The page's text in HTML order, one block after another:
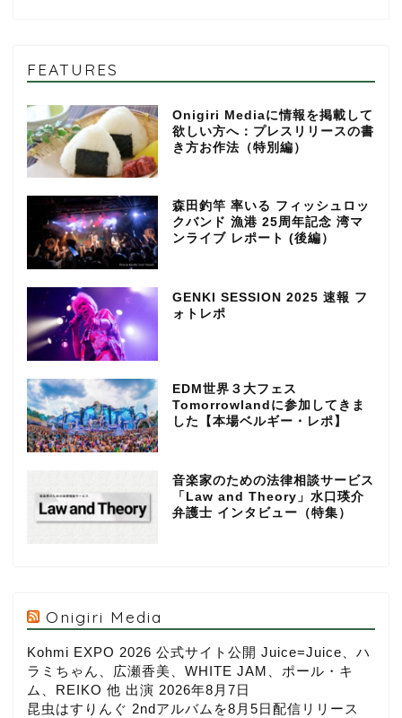
FEATURES
Onigiri Mediaに情報を掲載して
欲しい方へ：プレスリリースの書
き方お作法（特別編）
森田釣竿 率いる フィッシュロッ
クバンド 漁港 25周年記念 湾マ
ンライブ レポート (後編）
GENKI SESSION 2025 速報 フ
ォトレポ
EDM世界３大フェス
Tomorrowlandに参加してきま
した【本場ベルギー・レポ】
音楽家のための法律相談サービス
「Law and Theory」水口瑛介
弁護士 インタビュー（特集）
Onigiri Media
Kohmi EXPO 2026 公式サイト公開 Juice=Juice、ハ
ラミちゃん、広瀬香美、WHITE JAM、ポール・キ
ム、REIKO 他 出演 2026年8月7日
昆虫はすりんぐ 2ndアルバムを8月5日配信リリース